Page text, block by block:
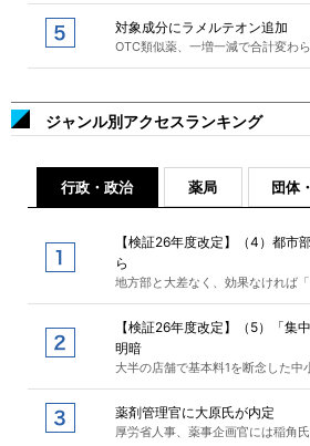
対象成分にラメルテオン追加
OTC類似薬、一増一減で合計変わ
ジャンル別アクセスランキング
行政・政治 薬局 団体
【検証26年度改定】（4）都市
ら
地方部と大差なく、効果なければ「
【検証26年度改定】（5）「集
明暗
大半の店舗で基本料1を断念した中
薬剤管理官に大原氏が内定
厚労省人事、薬事企画官には稲角氏